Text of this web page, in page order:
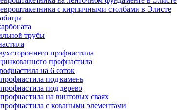
с кирпичными столбами в Элисте
трубы
профнастила
профнастила
на 6 соток
под камень
под дерево
на винтовых сваях
с коваными элементами